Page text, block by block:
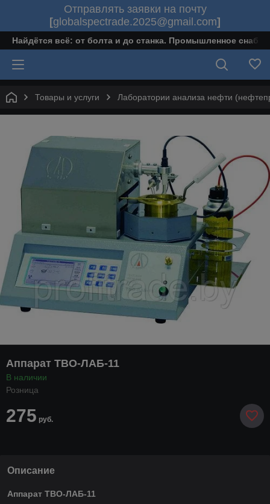
Отправлять заявки на почту
[globalspectrade.2025@gmail.com]
Найдётся всё: от болта и до станка. Промышленное
Товары и услуги Лаборатории анализа нефти
Аппарат ТВО-ЛАБ-11
В наличии
Розница
275 руб.
Описание
Аппарат ТВО-ЛАБ-11